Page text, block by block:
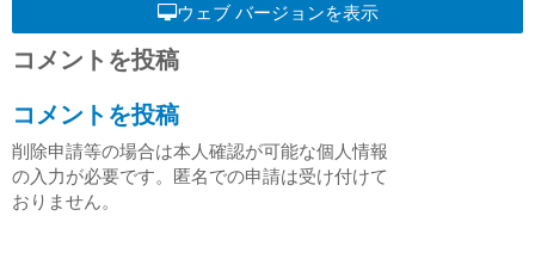
ウェブ バージョンを表示
コメントを投稿
コメントを投稿
削除申請等の場合は本人確認が可能な個人情報
の入力が必要です。匿名での申請は受け付けて
おりません。